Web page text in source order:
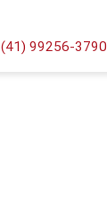
(41) 99256-3790